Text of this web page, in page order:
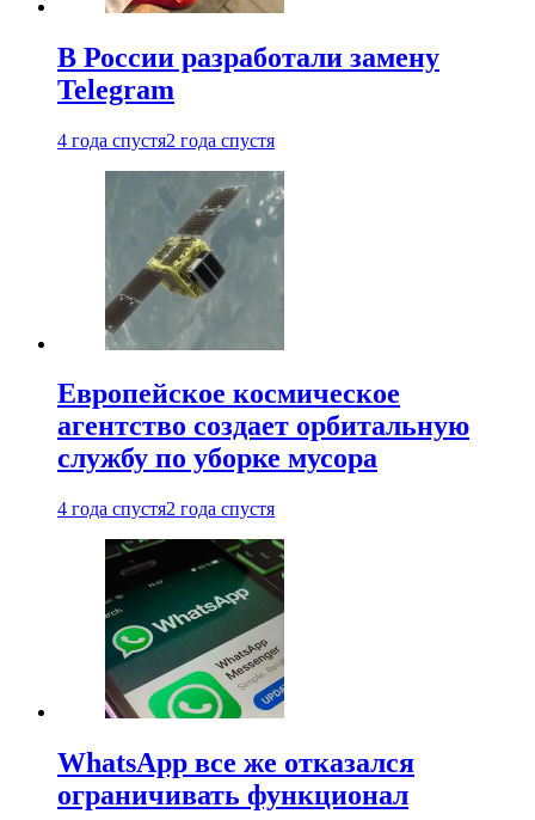
В России разработали замену
Telegram
4 года спустя2 года спустя
Европейское космическое
агентство создает орбитальную
службу по уборке мусора
4 года спустя2 года спустя
WhatsApp все же отказался
ограничивать функционал